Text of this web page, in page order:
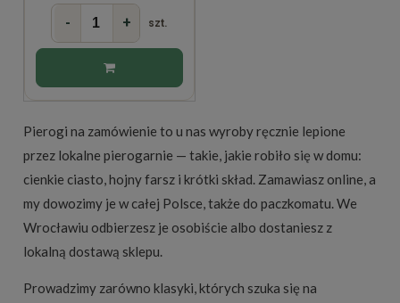
- + szt.
Pierogi na zamówienie to u nas wyroby ręcznie lepione
przez lokalne pierogarnie — takie, jakie robiło się w domu:
cienkie ciasto, hojny farsz i krótki skład. Zamawiasz online, a
my dowozimy je w całej Polsce, także do paczkomatu. We
Wrocławiu odbierzesz je osobiście albo dostaniesz z
lokalną dostawą sklepu.
Prowadzimy zarówno klasyki, których szuka się na